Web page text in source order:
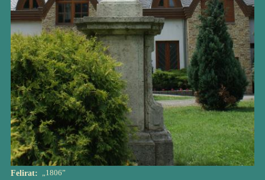
Felirat
„1806”